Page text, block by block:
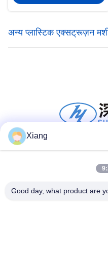
अन्य प्लास्टिक एक्सट्रूज़न
Xiang
Good day, what product are